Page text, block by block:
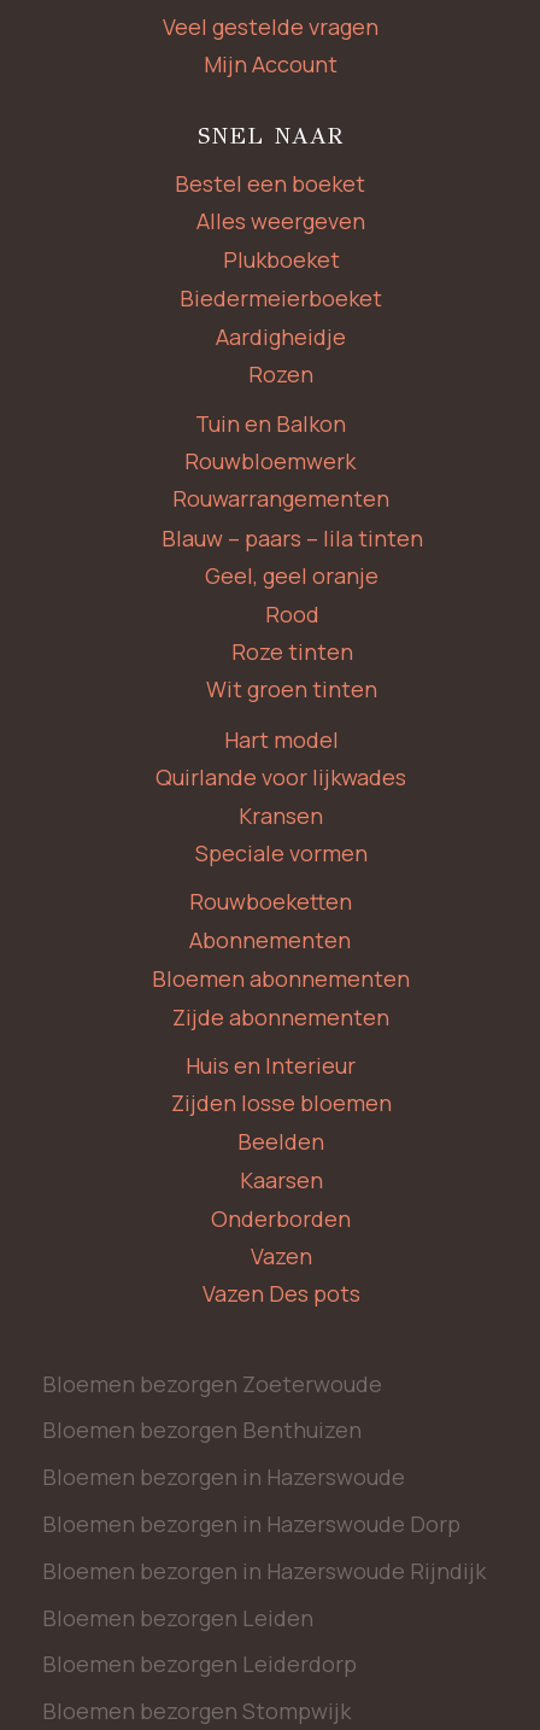
Veel gestelde vragen
Mijn Account
SNEL NAAR
Bestel een boeket
Alles weergeven
Plukboeket
Biedermeierboeket
Aardigheidje
Rozen
Tuin en Balkon
Rouwbloemwerk
Rouwarrangementen
Blauw – paars – lila tinten
Geel, geel oranje
Rood
Roze tinten
Wit groen tinten
Hart model
Quirlande voor lijkwades
Kransen
Speciale vormen
Rouwboeketten
Abonnementen
Bloemen abonnementen
Zijde abonnementen
Huis en Interieur
Zijden losse bloemen
Beelden
Kaarsen
Onderborden
Vazen
Vazen Des pots
Bloemen bezorgen Zoeterwoude
Bloemen bezorgen Benthuizen
Bloemen bezorgen in Hazerswoude
Bloemen bezorgen in Hazerswoude Dorp
Bloemen bezorgen in Hazerswoude Rijndijk
Bloemen bezorgen Leiden
Bloemen bezorgen Leiderdorp
Bloemen bezorgen Stompwijk